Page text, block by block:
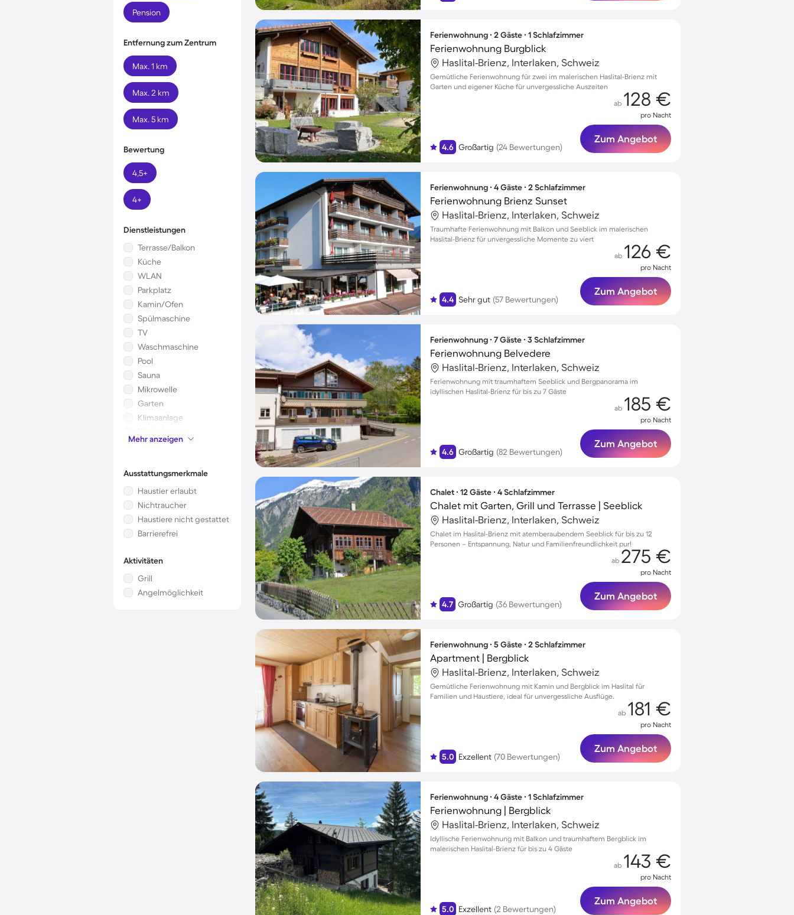
Pension
Entfernung zum Zentrum
Max. 1 km
Max. 2 km
Max. 5 km
Bewertung
4,5+
4+
Dienstleistungen
Terrasse/Balkon
Küche
WLAN
Parkplatz
Kamin/Ofen
Spülmaschine
TV
Waschmaschine
Pool
Sauna
Mikrowelle
Garten
Klimaanlage
Kinderbett
Whirlpool
Mehr anzeigen
Ausstattungsmerkmale
Haustier erlaubt
Nichtraucher
Haustiere nicht gestattet
Barrierefrei
Aktivitäten
Grill
Angelmöglichkeit
Ferienwohnung ∙ 2 Gäste ∙ 1 Schlafzimmer
Ferienwohnung Burgblick
Haslital-Brienz, Interlaken, Schweiz
Gemütliche Ferienwohnung für zwei im malerischen Haslital-Brienz mit
Garten und eigener Küche für unvergessliche Auszeiten
4.6 Großartig (24 Bewertungen)
ab 128 €
pro Nacht
Zum Angebot
Ferienwohnung ∙ 4 Gäste ∙ 2 Schlafzimmer
Ferienwohnung Brienz Sunset
Haslital-Brienz, Interlaken, Schweiz
Traumhafte Ferienwohnung mit Balkon und Seeblick im malerischen
Haslital-Brienz für unvergessliche Momente zu viert
4.4 Sehr gut (57 Bewertungen)
ab 126 €
pro Nacht
Zum Angebot
Ferienwohnung ∙ 7 Gäste ∙ 3 Schlafzimmer
Ferienwohnung Belvedere
Haslital-Brienz, Interlaken, Schweiz
Ferienwohnung mit traumhaftem Seeblick und Bergpanorama im
idyllischen Haslital-Brienz für bis zu 7 Gäste
4.6 Großartig (82 Bewertungen)
ab 185 €
pro Nacht
Zum Angebot
Chalet ∙ 12 Gäste ∙ 4 Schlafzimmer
Chalet mit Garten, Grill und Terrasse | Seeblick
Haslital-Brienz, Interlaken, Schweiz
Chalet im Haslital-Brienz mit atemberaubendem Seeblick für bis zu 12
Personen – Entspannung, Natur und Familienfreundlichkeit pur!
4.7 Großartig (36 Bewertungen)
ab 275 €
pro Nacht
Zum Angebot
Ferienwohnung ∙ 5 Gäste ∙ 2 Schlafzimmer
Apartment | Bergblick
Haslital-Brienz, Interlaken, Schweiz
Gemütliche Ferienwohnung mit Kamin und Bergblick im Haslital für
Familien und Haustiere, ideal für unvergessliche Ausflüge.
5.0 Exzellent (70 Bewertungen)
ab 181 €
pro Nacht
Zum Angebot
Ferienwohnung ∙ 4 Gäste ∙ 1 Schlafzimmer
Ferienwohnung | Bergblick
Haslital-Brienz, Interlaken, Schweiz
Idyllische Ferienwohnung mit Balkon und traumhaftem Bergblick im
malerischen Haslital-Brienz für bis zu 4 Gäste
5.0 Exzellent (2 Bewertungen)
ab 143 €
pro Nacht
Zum Angebot